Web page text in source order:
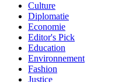
Culture
Diplomatie
Economie
Editor's Pick
Education
Environnement
Fashion
Justice